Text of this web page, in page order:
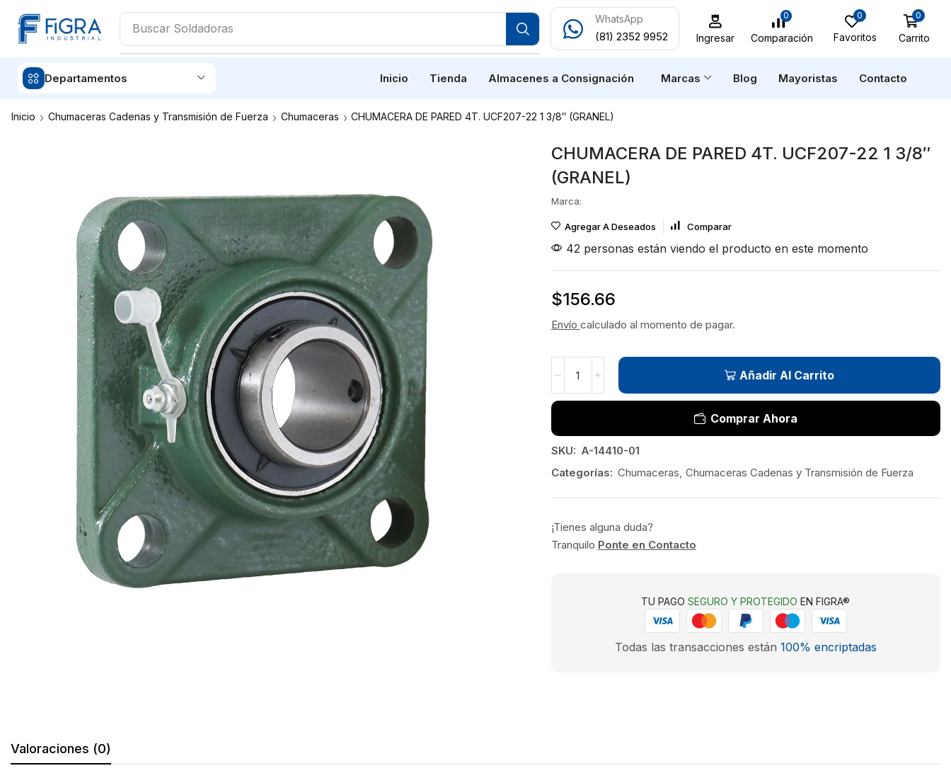
Buscar Aceites
WhatsApp
(81) 2352 9952 Ingresar
0
Comparación
0
Favoritos
0
Carrito
Departamentos Inicio Tienda Almacenes a Consignación Marcas Blog Mayoristas Contacto
Inicio Chumaceras Cadenas y Transmisión de Fuerza Chumaceras CHUMACERA DE PARED 4T. UCF207-22 1 3/8″ (GRANEL)
CHUMACERA DE PARED 4T. UCF207-22 1 3/8″
(GRANEL)
Marca:
Agregar A Deseados Comparar
42 personas están viendo el producto en este momento
$156.66
Envío calculado al momento de pagar.
Añadir Al Carrito
Comprar Ahora
SKU: A-14410-01
Categorías: Chumaceras, Chumaceras Cadenas y Transmisión de Fuerza
¡Tienes alguna duda?
Tranquilo Ponte en Contacto
TU PAGOSEGURO Y PROTEGIDO EN FIGRA®
Todas las transacciones están 100% encriptadas
Valoraciones (0)